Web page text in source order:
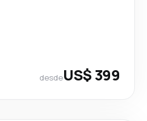
desdeUS$ 399